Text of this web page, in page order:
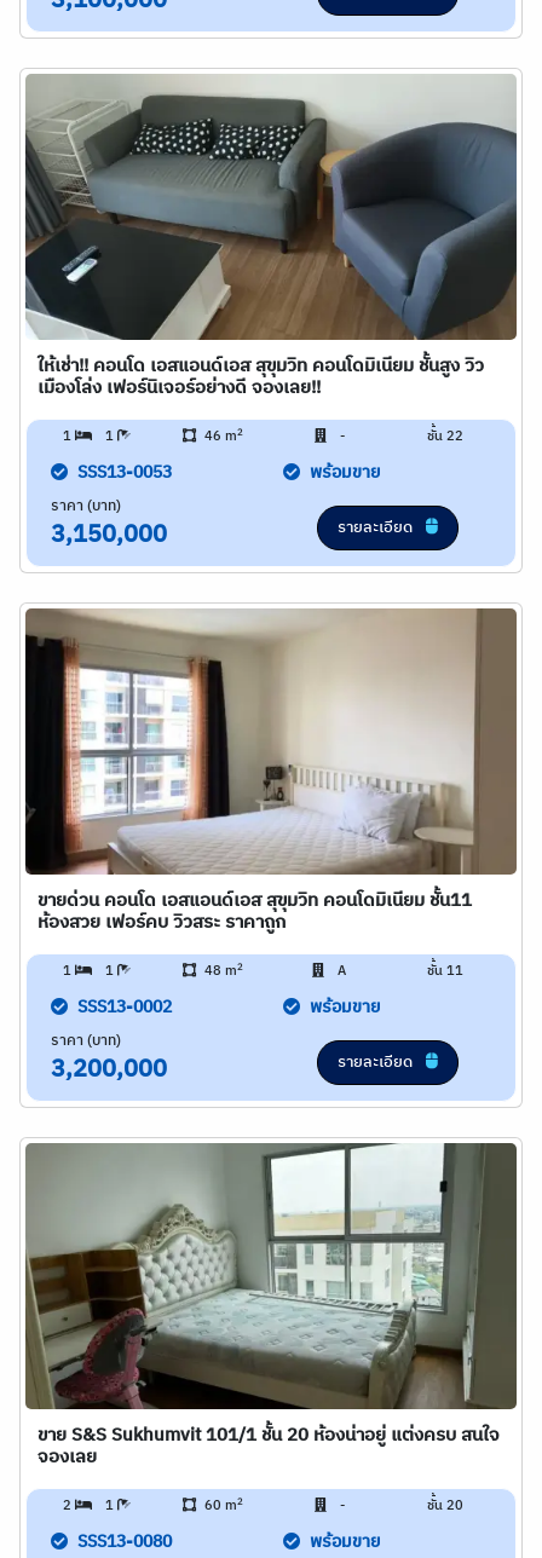
ให้เช่า!! คอนโด เอสแอนด์เอส สุขุมวิท คอนโดมิเนียม ชั้นสูง วิว
เมืองโล่ง เฟอร์นิเจอร์อย่างดี จองเลย!!
1 1 46 m2 - ชั้น 22
SSS13-0053 พร้อมขาย
ราคา (บาท)
3,150,000 รายละเอียด
ขายด่วน คอนโด เอสแอนด์เอส สุขุมวิท คอนโดมิเนียม ชั้น11
ห้องสวย เฟอร์คบ วิวสระ ราคาถูก
1 1 48 m2 A ชั้น 11
SSS13-0002 พร้อมขาย
ราคา (บาท)
3,200,000 รายละเอียด
ขาย S&S Sukhumvit 101/1 ชั้น 20 ห้องน่าอยู่ แต่งครบ สนใจ
จองเลย
2 1 60 m2 - ชั้น 20
SSS13-0080 พร้อมขาย